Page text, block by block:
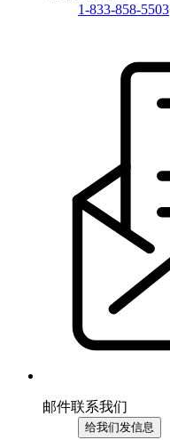
1-833-858-5503
邮件联系我们
给我们发信息